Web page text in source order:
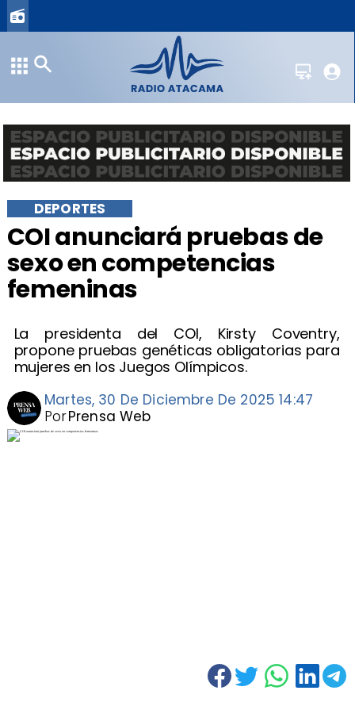
COI anunciará pruebas de
sexo en competencias
femeninas
La presidenta del COI, Kirsty Coventry,
propone pruebas genéticas obligatorias para
mujeres en los Juegos Olímpicos.
DEPORTES
Martes, 30 De Diciembre De 2025 14:47
Prensa Web
Por